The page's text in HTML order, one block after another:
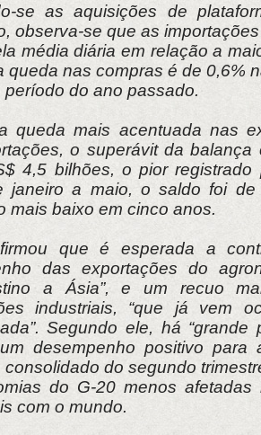
se as aquisições de
observa-se que as
média diária em relação a
queda nas compras é de 0,6%
período do ano passado.
queda mais acentuada nas
o superávit da balança
4,5 bilhões, o pior
janeiro a maio, o saldo foi de
mais baixo em cinco anos.
que é esperada a
das exportações do
a Ásia”, e um recuo
industriais, “que já vem
Segundo ele, há “grande
desempenho positivo para
consolidado do segundo
do G-20 menos afetadas
com o mundo.